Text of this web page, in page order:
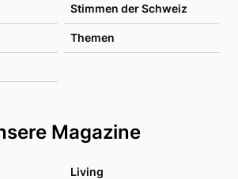
Stimmen der Schweiz
Themen
Magazine
Living